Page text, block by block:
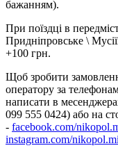
бажанням).
При поїздці в
Придніпровське \
+100 грн.
Щоб зробити
оператору за
написати в
099 555 0424) або на
- facebook.com/
instagram.com/